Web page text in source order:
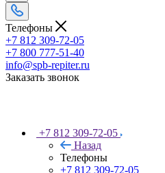
Телефоны
+7 812 309-72-05
+7 800 777-51-40
info@spb-repiter.ru
Заказать звонок
+7 812 309-72-05
Назад
Телефоны
+7 812 309-72-05